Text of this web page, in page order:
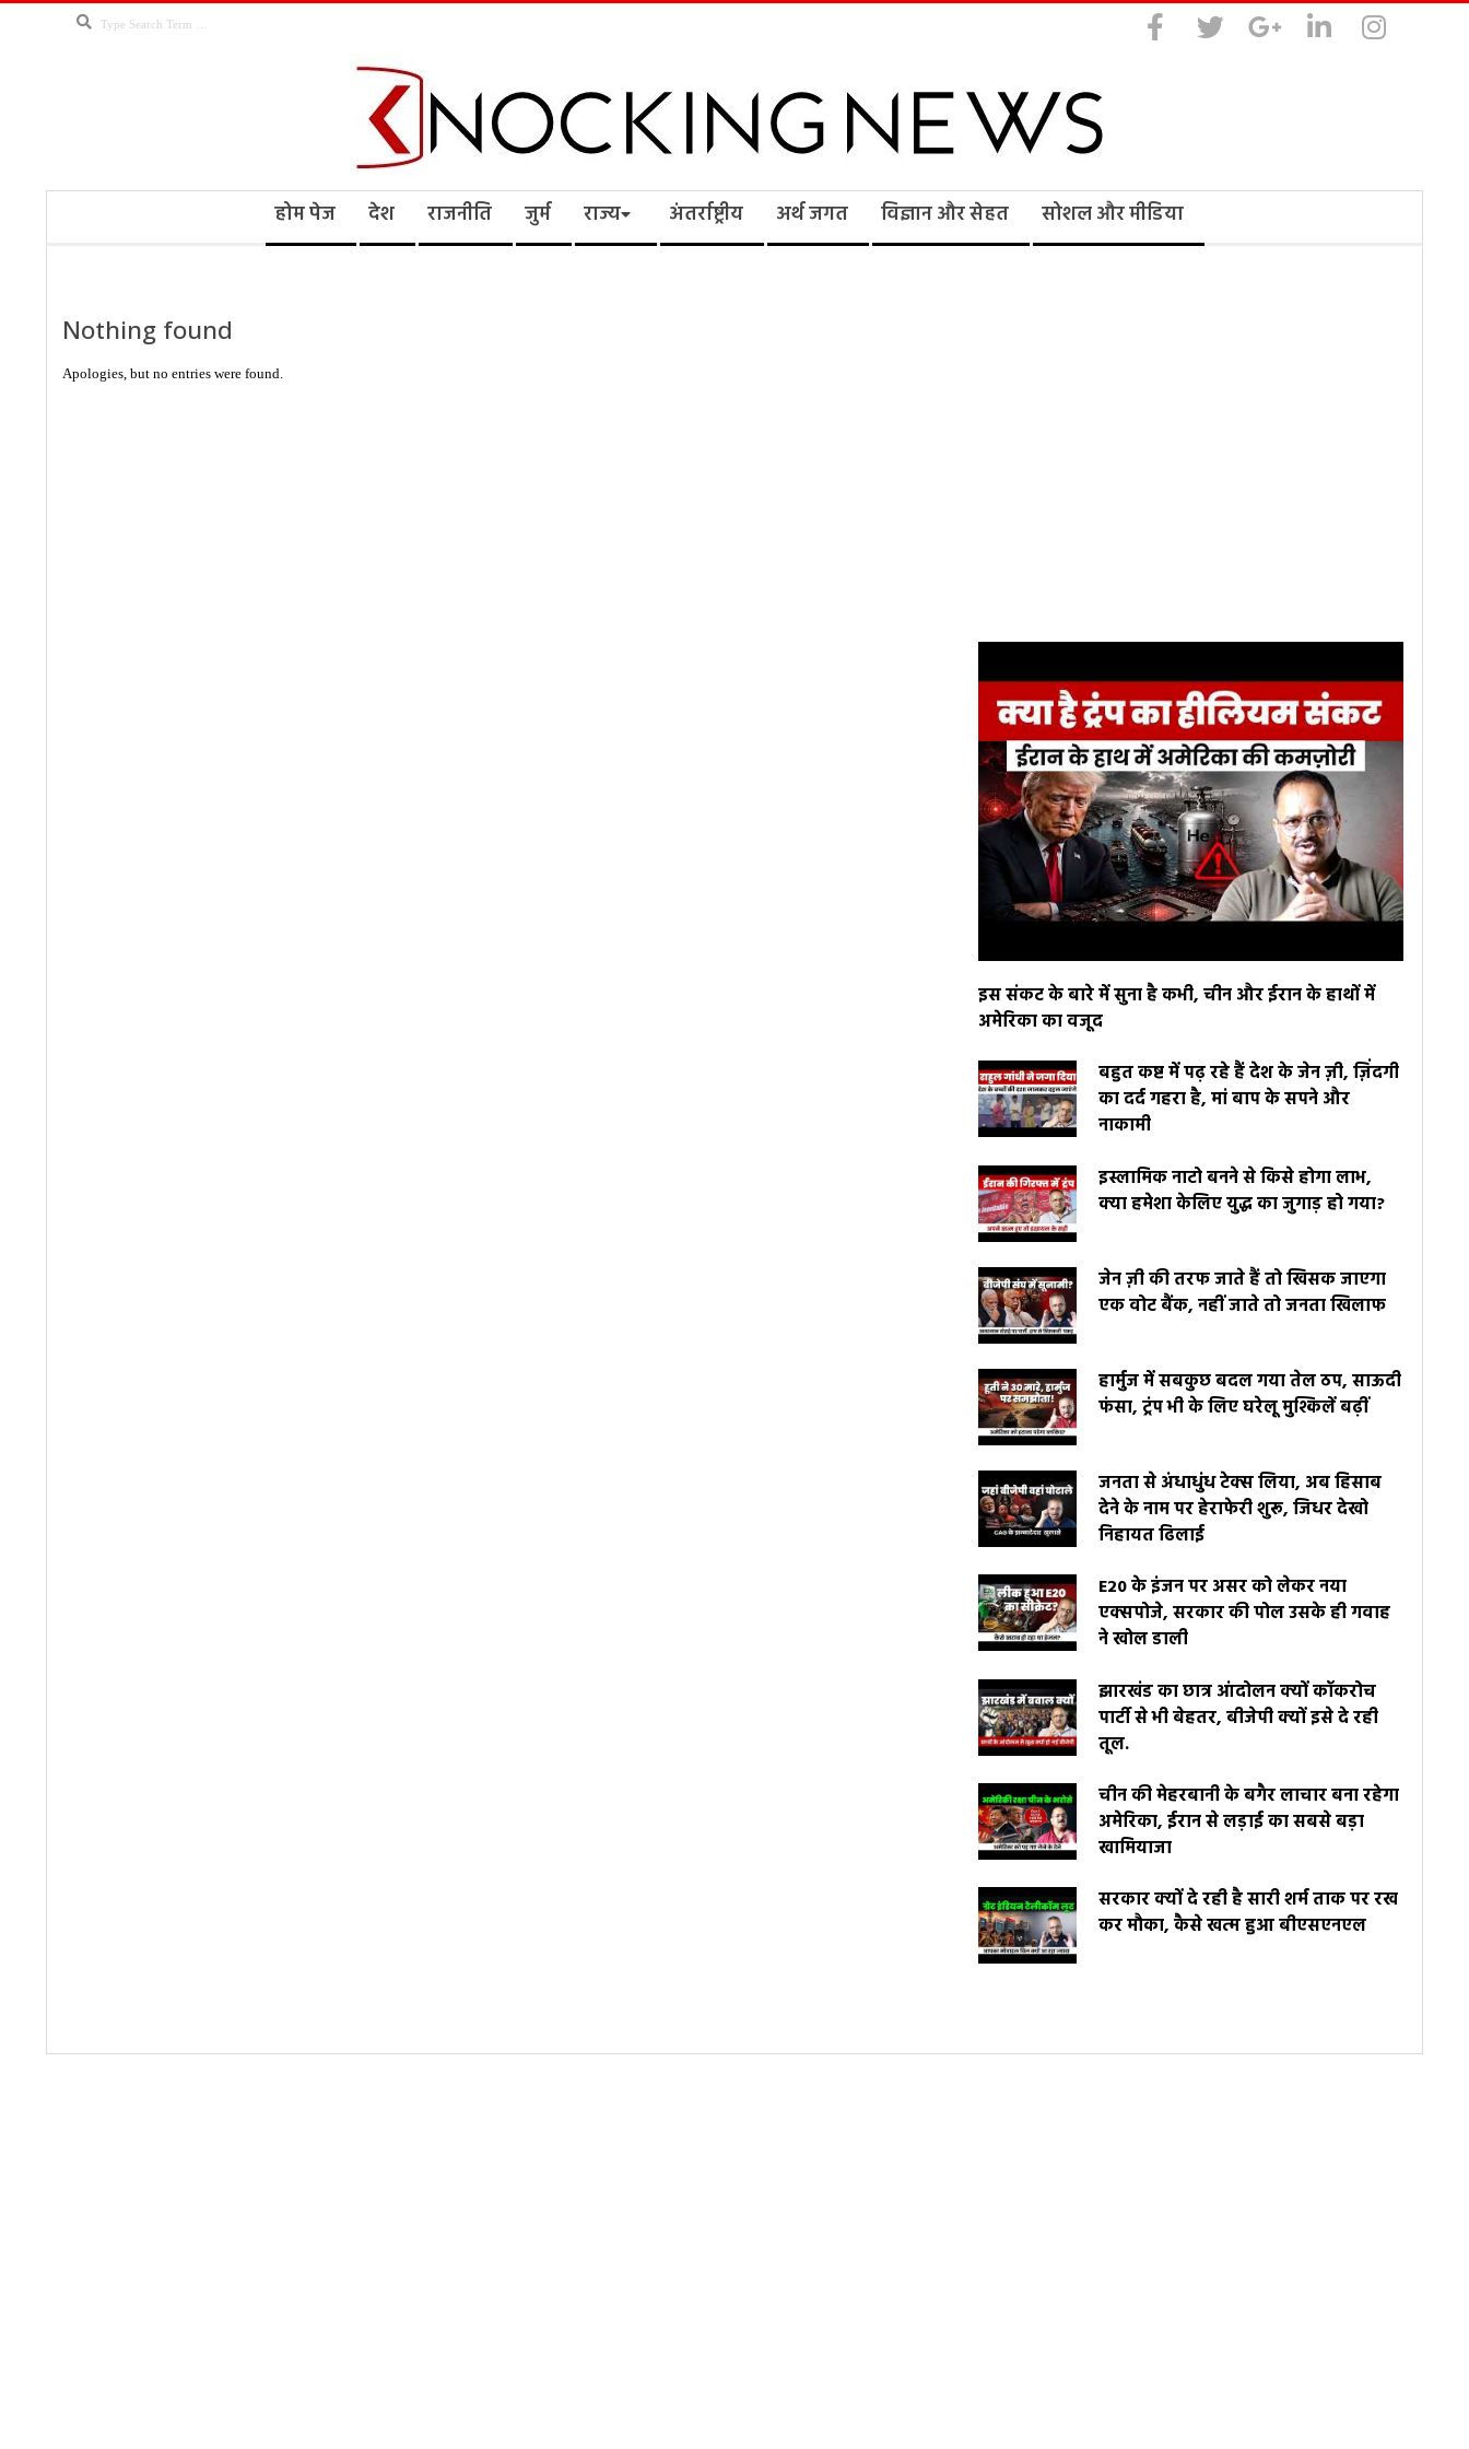
Search
Knocking
होम पेज देश राजनीति जुर्म राज्य अंतर्राष्ट्रीय अर्थ जगत विज्ञान और सेहत सोशल और मीडिया
Nothing found
Apologies, but no entries were found.
इस संकट के बारे में सुना है कभी, चीन और ईरान के हाथों में
अमेरिका का वजूद
बहुत कष्ट में पढ़ रहे हैं देश के जेन ज़ी, ज़िंदगी
का दर्द गहरा है, मां बाप के सपने और
नाकामी
इस्लामिक नाटो बनने से किसे होगा लाभ,
क्या हमेशा केलिए युद्ध का जुगाड़ हो गया?
जेन ज़ी की तरफ जाते हैं तो खिसक जाएगा
एक वोट बैंक, नहीं जाते तो जनता खिलाफ
हार्मुज में सबकुछ बदल गया तेल ठप, साऊदी
फंसा, ट्रंप भी के लिए घरेलू मुश्किलें बढ़ीं
जनता से अंधाधुंध टेक्स लिया, अब हिसाब
देने के नाम पर हेराफेरी शुरू, जिधर देखो
निहायत ढिलाई
E20 के इंजन पर असर को लेकर नया
एक्सपोजे, सरकार की पोल उसके ही गवाह
ने खोल डाली
झारखंड का छात्र आंदोलन क्यों कॉकरोच
पार्टी से भी बेहतर, बीजेपी क्यों इसे दे रही
तूल.
चीन की मेहरबानी के बगैर लाचार बना रहेगा
अमेरिका, ईरान से लड़ाई का सबसे बड़ा
खामियाजा
सरकार क्यों दे रही है सारी शर्म ताक पर रख
कर मौका, कैसे खत्म हुआ बीएसएनएल